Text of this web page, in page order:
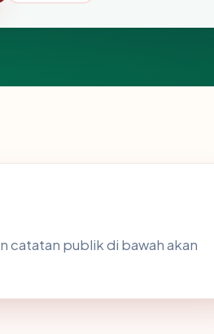
catatan publik di bawah akan